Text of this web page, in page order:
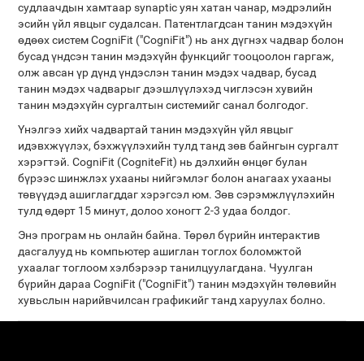
судлаачдын хамтаар synaptic уян хатан чанар, мэдрэлийн
эсийн үйл явцыг судалсан. Патентлагдсан танин мэдэхүйн
өдөөх систем CogniFit ("CogniFit") нь анх дүгнэх чадвар болон
бусад үндсэн танин мэдэхүйн функцийг тооцоолон гаргаж,
олж авсан үр дүнд үндэслэн танин мэдэх чадвар, бусад
танин мэдэх чадварыг дээшлүүлэхэд чиглэсэн хувийн
танин мэдэхүйн сургалтын системийг санал болгодог.
Үнэлгээ хийх чадвартай танин мэдэхүйн үйл явцыг
идэвхжүүлэх, бэхжүүлэхийн тулд танд зөв байнгын сургалт
хэрэгтэй. CogniFit (CogniteFit) нь дэлхийн өнцөг булан
бүрээс шинжлэх ухааны нийгэмлэг болон анагаах ухааны
төвүүдэд ашиглагддаг хэрэгсэл юм. Зөв сэрэмжлүүлэхийн
тулд өдөрт 15 минут, долоо хоногт 2-3 удаа болдог.
Энэ програм нь онлайн байна. Төрөл бүрийн интерактив
дасгалууд нь компьютер ашиглан тоглох боломжтой
ухаалаг тоглоом хэлбэрээр танилцуулагдана. Чуулган
бүрийн дараа CogniFit ("CogniFit") танин мэдэхүйн төлөвийн
хувьслын нарийвчилсан графикийг танд харуулах болно.